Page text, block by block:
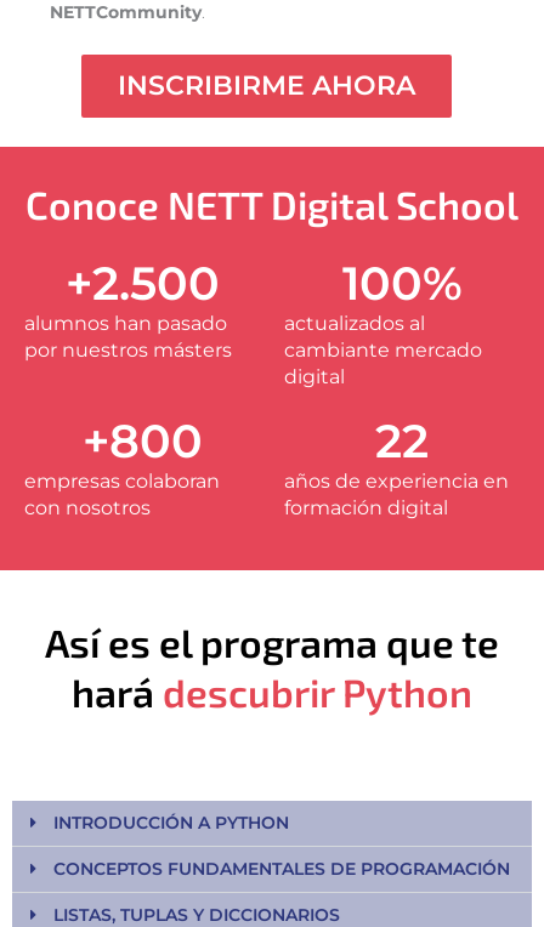
NETTCommunity.
INSCRIBIRME AHORA
Conoce NETT Digital School
alumnos han pasado
por nuestros másters
+2.500
actualizados al
cambiante mercado
digital
100%
empresas colaboran
con nosotros
+800
años de experiencia en
formación digital
22
Así es el programa que te
hará descubrir Python
INTRODUCCIÓN A PYTHON
CONCEPTOS FUNDAMENTALES DE PROGRAMACIÓN
LISTAS, TUPLAS Y DICCIONARIOS